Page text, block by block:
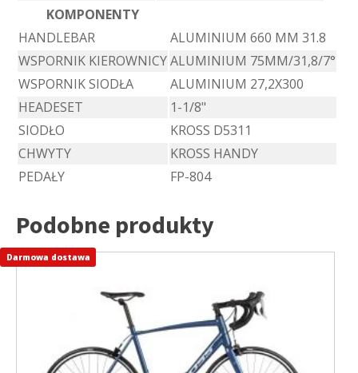
KOMPONENTY
HANDLEBAR
ALUMINIUM 660 MM 31.8
WSPORNIK KIEROWNICYALUMINIUM 75MM/31,8/7°
WSPORNIK SIODŁA
ALUMINIUM 27,2X300
HEADESET
1-1/8"
SIODŁO
KROSS D5311
CHWYTY
KROSS HANDY
PEDAŁY
FP-804
Podobne produkty
Ten
Darmowa dostawa